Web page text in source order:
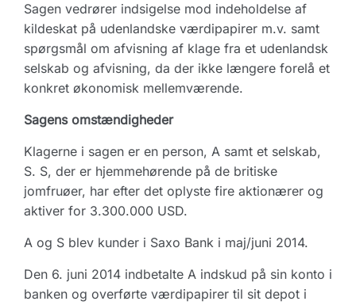
Sagen vedrører indsigelse mod indeholdelse af
kildeskat på udenlandske værdipapirer m.v. samt
spørgsmål om afvisning af klage fra et udenlandsk
selskab og afvisning, da der ikke længere forelå et
konkret økonomisk mellemværende.
Sagens omstændigheder
Klagerne i sagen er en person, A samt et selskab,
S. S, der er hjemmehørende på de britiske
jomfruøer, har efter det oplyste fire aktionærer og
aktiver for 3.300.000 USD.
A og S blev kunder i Saxo Bank i maj/juni 2014.
Den 6. juni 2014 indbetalte A indskud på sin konto i
banken og overførte værdipapirer til sit depot i